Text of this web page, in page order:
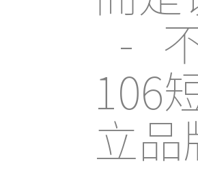
-
106
立